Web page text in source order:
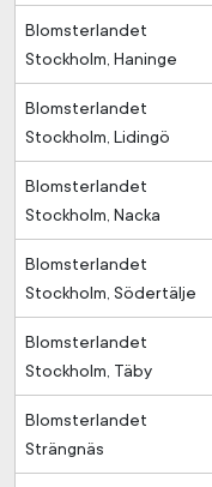
Blomsterlandet
Stockholm, Haninge
Blomsterlandet
Stockholm, Lidingö
Blomsterlandet
Stockholm, Nacka
Blomsterlandet
Stockholm, Södertälje
Blomsterlandet
Stockholm, Täby
Blomsterlandet
Strängnäs